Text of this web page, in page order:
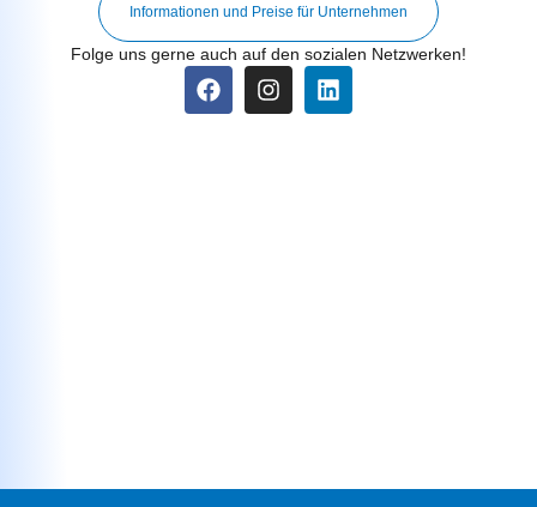
Informationen und Preise für Unternehmen
Folge uns gerne auch auf den sozialen Netzwerken!